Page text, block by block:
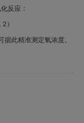
反应：
）
此精准测定氧浓度。